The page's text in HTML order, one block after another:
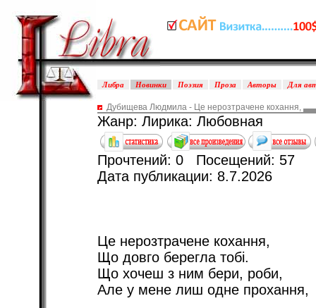
Либра Новинки Поэзия Проза Авторы Для
Дубищева Людмила - Це нерозтрачене кохання,
Жанр: Лирика: Любовная
Прочтений: 0 Посещений: 57
Дата публикации: 8.7.2026
Це нерозтрачене кохання,
Що довго берегла тобі.
Що хочеш з ним бери, роби,
Але у мене лиш одне прохання,